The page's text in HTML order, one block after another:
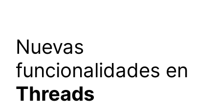
Nuevas
funcionalidades en
Threads